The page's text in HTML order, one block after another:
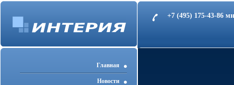
+7 (495) 175-43-86
Главная
Новости